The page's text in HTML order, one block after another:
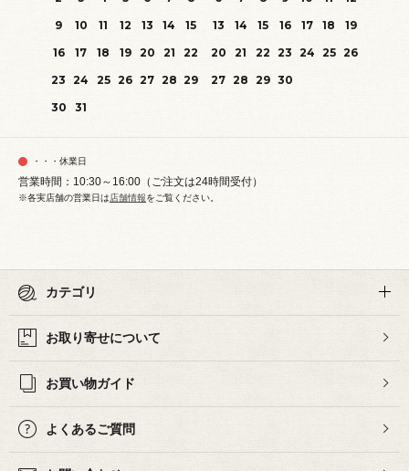
9
10 11 12 13 14
15
16
17 18 19 20 21
22
23 24 25 26 27 28 29
30
31
13
14 15 16 17 18
19
20
21 22 23 24 25 26
27 28 29 30
・・・休業日
営業時間：10:30～16:00（ご注文は24時間受付）
※各実店舗の営業日は店舗情報をご覧ください。
カテゴリ
お取り寄せについて
お買い物ガイド
よくあるご質問